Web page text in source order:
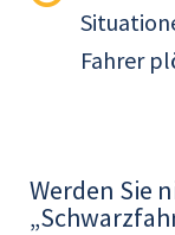
Fahrer
Werden Sie